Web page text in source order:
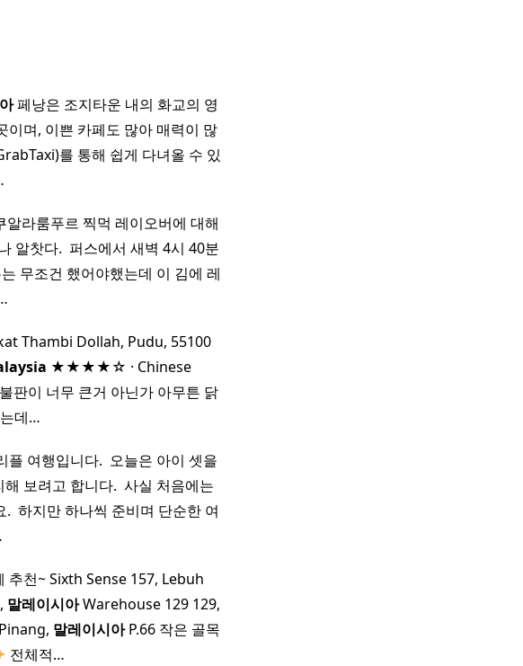
페낭은 조지타운 내의 화교의 영
이며, 이쁜 카페도 많아 매력이 많
를 통해 쉽게 다녀올 수 있
알라룸푸르 찍먹 레이오버에 대해
알찻다. ​ 퍼스에서 새벽 4시 40분
무조건 했어야했는데 이 김에 레
Thambi Dollah, Pudu, 55100
★★★★☆ · Chinese
이 너무 큰거 아닌가 아무튼 닭
데…
여행입니다. ​ 오늘은 아이 셋을
보려고 합니다. ​ 사실 처음에는
하지만 하나씩 준비며 단순한 여
추천~ Sixth Sense 157, Lebuh
말레이시아Warehouse 129 129,
말레이시아P.66 작은 골목
전체적…